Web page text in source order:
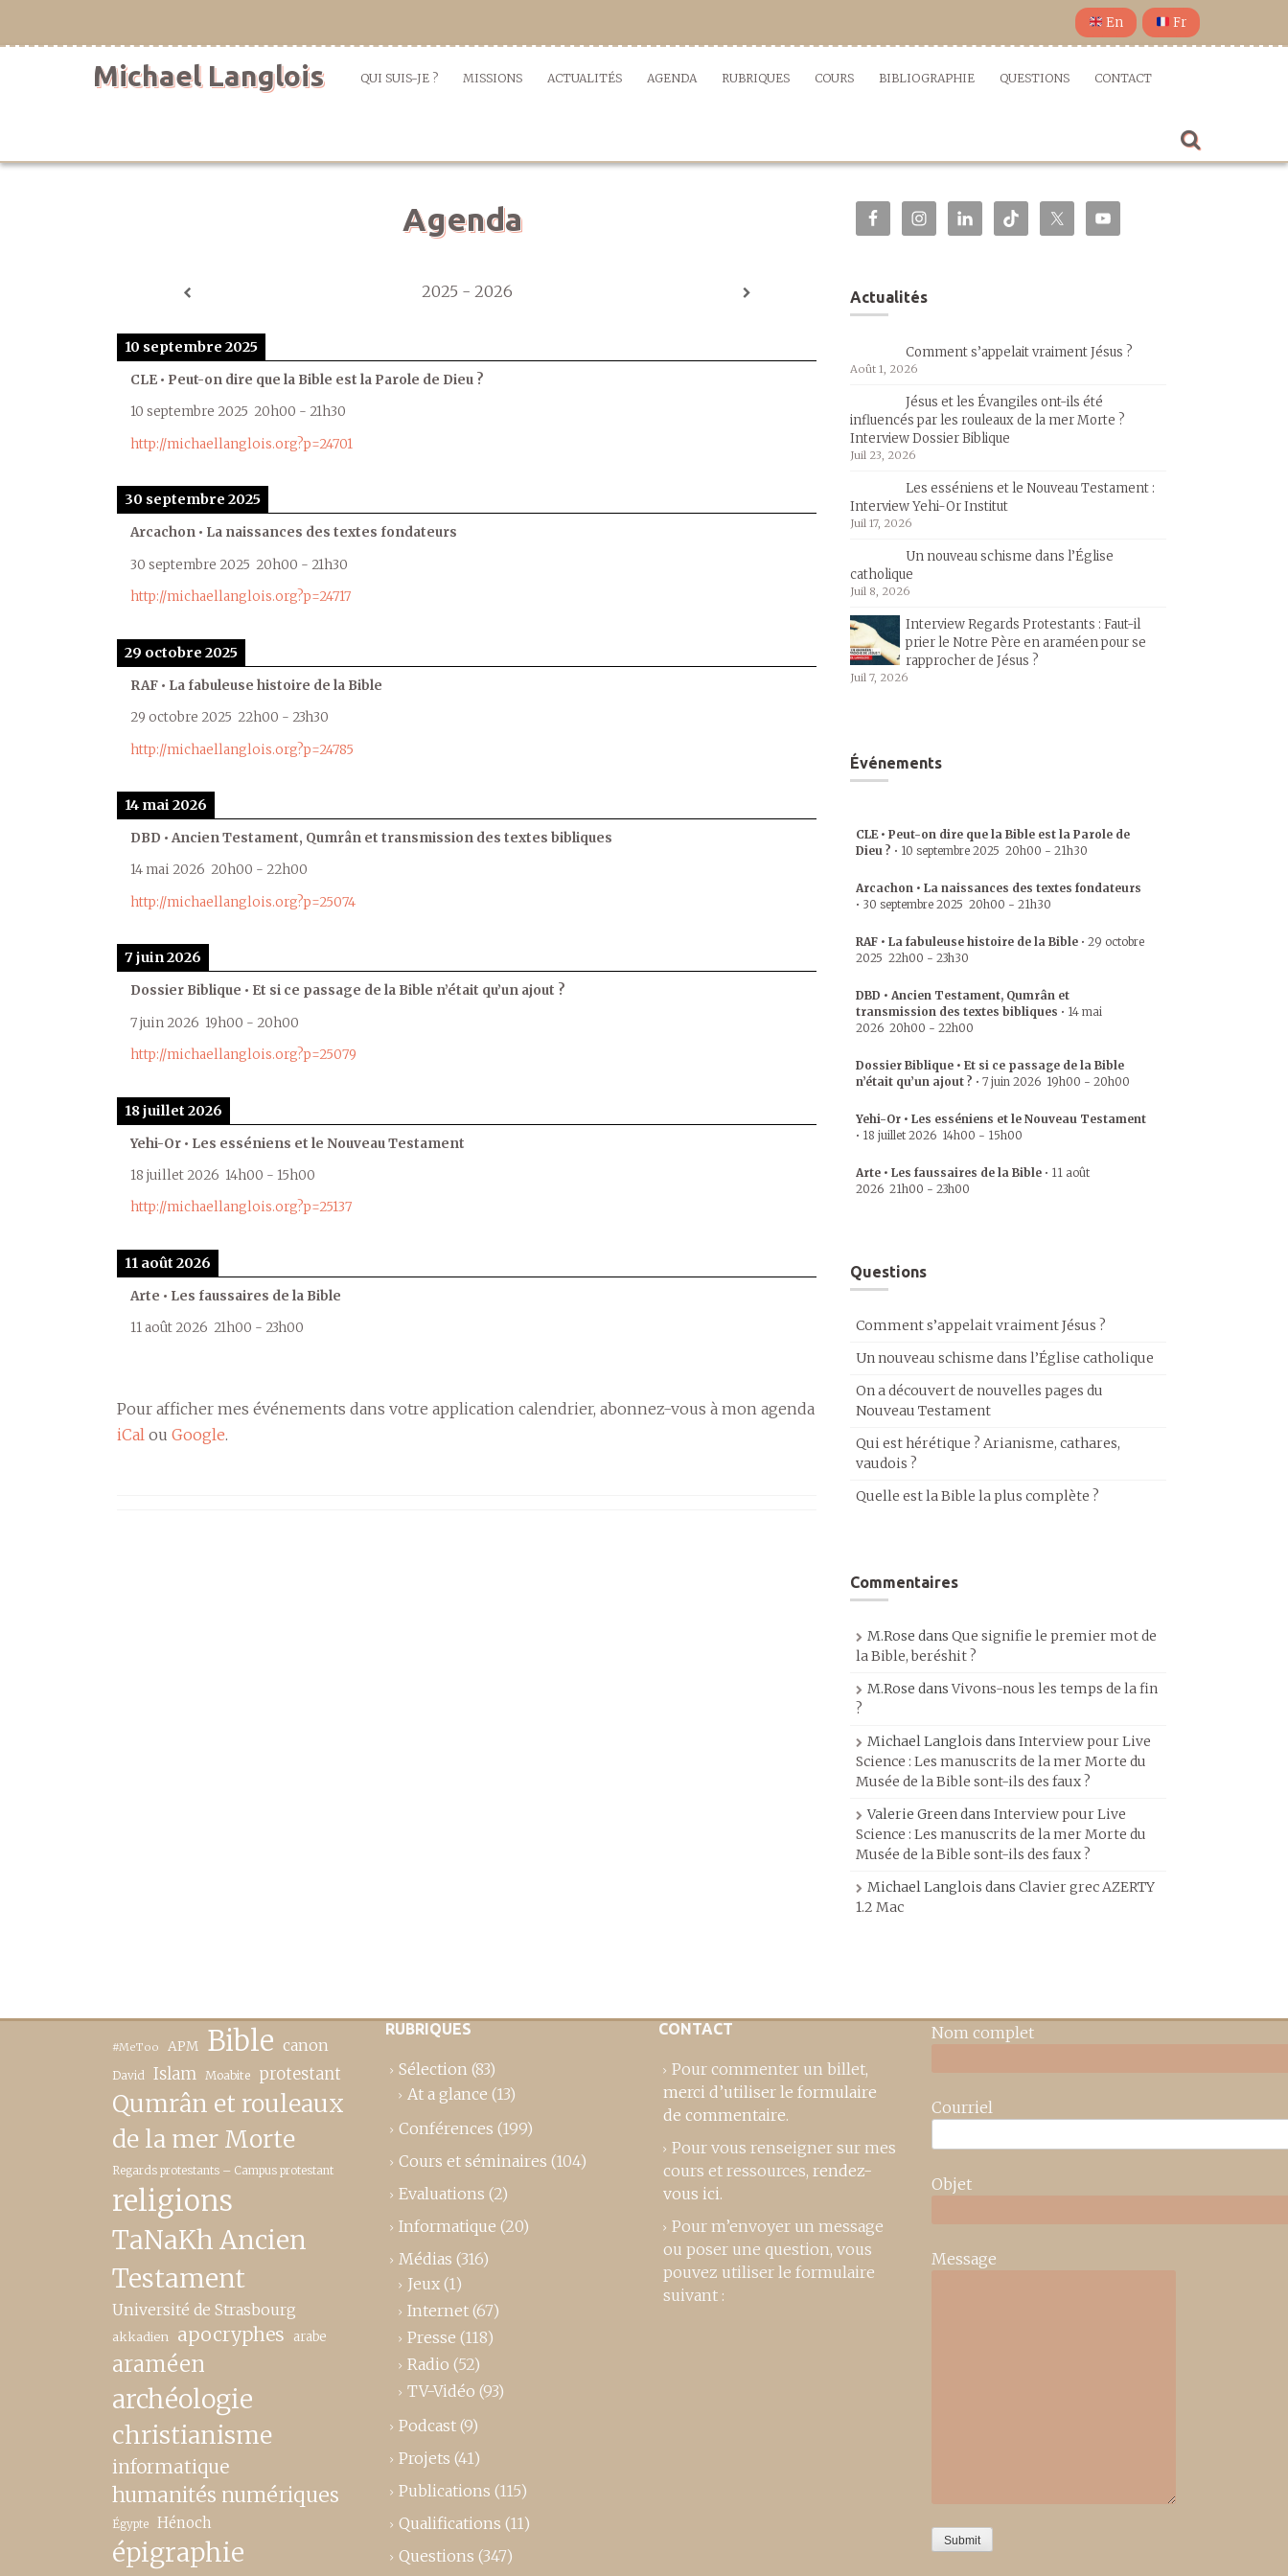
En Fr
Michael Langlois QUI SUIS-JE ? MISSIONS ACTUALITÉS AGENDA RUBRIQUES COURS BIBLIOGRAPHIE QUESTIONS CONTACT
Agenda
2025 - 2026
10 septembre 2025
CLE • Peut-on dire que la Bible est la Parole de Dieu ?
10 septembre 2025 20h00 - 21h30
http://michaellanglois.org?p=24701
30 septembre 2025
Arcachon • La naissances des textes fondateurs
30 septembre 2025 20h00 - 21h30
http://michaellanglois.org?p=24717
29 octobre 2025
RAF • La fabuleuse histoire de la Bible
29 octobre 2025 22h00 - 23h30
http://michaellanglois.org?p=24785
14 mai 2026
DBD • Ancien Testament, Qumrân et transmission des textes bibliques
14 mai 2026 20h00 - 22h00
http://michaellanglois.org?p=25074
7 juin 2026
Dossier Biblique • Et si ce passage de la Bible n’était qu’un ajout ?
7 juin 2026 19h00 - 20h00
http://michaellanglois.org?p=25079
18 juillet 2026
Yehi-Or • Les esséniens et le Nouveau Testament
18 juillet 2026 14h00 - 15h00
http://michaellanglois.org?p=25137
11 août 2026
Arte • Les faussaires de la Bible
11 août 2026 21h00 - 23h00
Pour afficher mes événements dans votre application calendrier, abonnez-vous à mon agenda
iCal ou Google.
Actualités
Comment s’appelait vraiment Jésus ?
Août 1, 2026
Jésus et les Évangiles ont-ils été
influencés par les rouleaux de la mer Morte ?
Interview Dossier Biblique
Juil 23, 2026
Les esséniens et le Nouveau Testament :
Interview Yehi-Or Institut
Juil 17, 2026
Un nouveau schisme dans l’Église
catholique
Juil 8, 2026
Interview Regards Protestants : Faut-il
prier le Notre Père en araméen pour se
rapprocher de Jésus ?
Juil 7, 2026
Événements
CLE • Peut-on dire que la Bible est la Parole de
Dieu ? • 10 septembre 2025 20h00 - 21h30
Arcachon • La naissances des textes fondateurs
• 30 septembre 2025 20h00 - 21h30
RAF • La fabuleuse histoire de la Bible • 29 octobre
2025 22h00 - 23h30
DBD • Ancien Testament, Qumrân et
transmission des textes bibliques • 14 mai
2026 20h00 - 22h00
Dossier Biblique • Et si ce passage de la Bible
n’était qu’un ajout ? • 7 juin 2026 19h00 - 20h00
Yehi-Or • Les esséniens et le Nouveau Testament
• 18 juillet 2026 14h00 - 15h00
Arte • Les faussaires de la Bible • 11 août
2026 21h00 - 23h00
Questions
Comment s’appelait vraiment Jésus ?
Un nouveau schisme dans l’Église catholique
On a découvert de nouvelles pages du
Nouveau Testament
Qui est hérétique ? Arianisme, cathares,
vaudois ?
Quelle est la Bible la plus complète ?
Commentaires
M.Rose dans Que signifie le premier mot de
la Bible, beréshit ?
M.Rose dansVivons-nous les temps de la fin
?
Michael Langlois dans Interview pour Live
Science : Les manuscrits de la mer Morte du
Musée de la Bible sont-ils des faux ?
Valerie Greendans Interview pour Live
Science : Les manuscrits de la mer Morte du
Musée de la Bible sont-ils des faux ?
Michael Langlois dans Clavier grec AZERTY
1.2 Mac
#MeToo APM Bible canon
David Islam Moabite protestant
Qumrân et rouleaux
de la mer Morte
Regards protestants – Campus protestant
religions
TaNaKh Ancien
Testament
Université de Strasbourg
akkadien apocryphes arabe
araméen
archéologie
christianisme
informatique
humanités numériques
Égypte Hénoch
épigraphie
RUBRIQUES
Sélection (83)
At a glance (13)
Conférences (199)
Cours et séminaires (104)
Evaluations (2)
Informatique (20)
Médias (316)
Jeux (1)
Internet (67)
Presse (118)
Radio (52)
TV-Vidéo (93)
Podcast (9)
Projets (41)
Publications (115)
Qualifications (11)
Questions (347)
CONTACT
Pour commenter un billet,
merci d’utiliser le formulaire
de commentaire.
Pour vous renseigner sur mes
cours et ressources, rendez-
vous ici.
Pour m’envoyer un message
ou poser une question, vous
pouvez utiliser le formulaire
suivant :
Nom complet
Courriel
Objet
Message